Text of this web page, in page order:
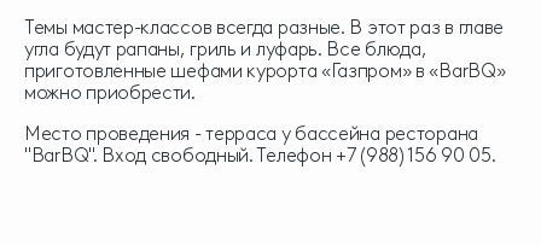
Темы мастер-классов всегда разные. В этот раз в главе
угла будут рапаны, гриль и луфарь. Все блюда,
приготовленные шефами курорта «Газпром» в «BarBQ»
можно приобрести.
Место проведения - терраса у бассейна ресторана
"BarBQ". Вход свободный. Телефон +7 (988) 156 90 05.